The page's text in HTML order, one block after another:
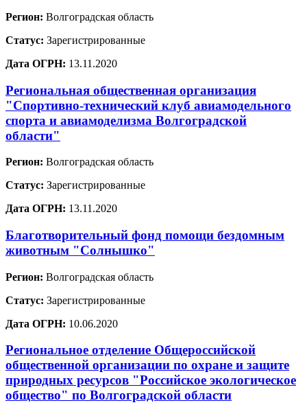
Регион: Волгоградская область
Статус: Зарегистрированные
Дата ОГРН: 13.11.2020
Региональная общественная организация
"Спортивно-технический клуб авиамодельного
спорта и авиамоделизма Волгоградской
области"
Регион: Волгоградская область
Статус: Зарегистрированные
Дата ОГРН: 13.11.2020
Благотворительный фонд помощи бездомным
животным "Солнышко"
Регион: Волгоградская область
Статус: Зарегистрированные
Дата ОГРН: 10.06.2020
Региональное отделение Общероссийской
общественной организации по охране и защите
природных ресурсов "Российское экологическое
общество" по Волгоградской области